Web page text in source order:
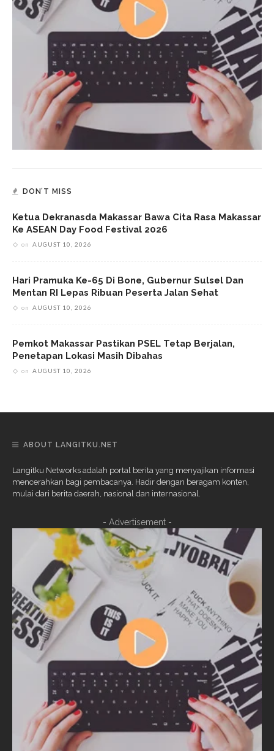
DON’T MISS
Ketua Dekranasda Makassar Bawa Cita Rasa Makassar
Ke ASEAN Day Food Festival 2026
on AUGUST 10, 2026
Hari Pramuka Ke-65 Di Bone, Gubernur Sulsel Dan
Mentan RI Lepas Ribuan Peserta Jalan Sehat
on AUGUST 10, 2026
Pemkot Makassar Pastikan PSEL Tetap Berjalan,
Penetapan Lokasi Masih Dibahas
on AUGUST 10, 2026
ABOUT LANGITKU.NET
Langitku Networks adalah portal berita yang menyajikan informasi
mencerahkan bagi pembacanya. Hadir dengan beragam konten,
mulai dari berita daerah, nasional dan internasional.
- Advertisement -